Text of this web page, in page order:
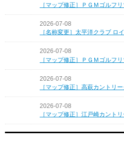
［マップ修正］ＰＧＭゴルフ
2026-07-08
［名称変更］太平洋クラブ ロ
2026-07-08
［マップ修正］ＰＧＭゴルフ
2026-07-08
［マップ修正］高萩カントリ
2026-07-08
［マップ修正］江戸崎カント